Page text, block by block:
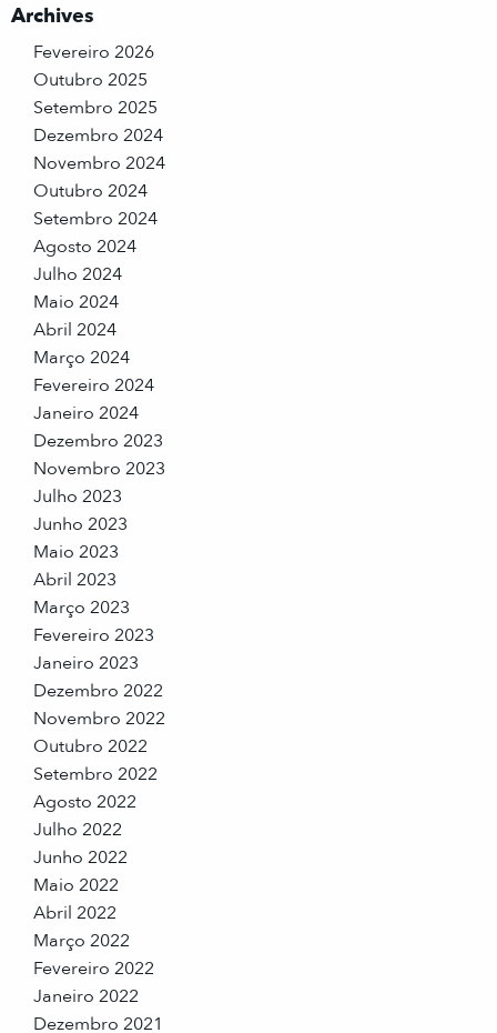
Archives
Fevereiro 2026
Outubro 2025
Setembro 2025
Dezembro 2024
Novembro 2024
Outubro 2024
Setembro 2024
Agosto 2024
Julho 2024
Maio 2024
Abril 2024
Março 2024
Fevereiro 2024
Janeiro 2024
Dezembro 2023
Novembro 2023
Julho 2023
Junho 2023
Maio 2023
Abril 2023
Março 2023
Fevereiro 2023
Janeiro 2023
Dezembro 2022
Novembro 2022
Outubro 2022
Setembro 2022
Agosto 2022
Julho 2022
Junho 2022
Maio 2022
Abril 2022
Março 2022
Fevereiro 2022
Janeiro 2022
Dezembro 2021